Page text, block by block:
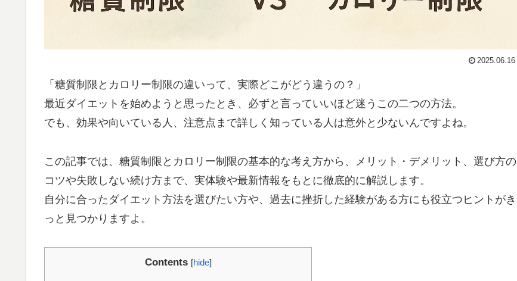
2025.06.16
「糖質制限とカロリー制限の違いって、実際どこがどう違うの？」
最近ダイエットを始めようと思ったとき、必ずと言っていいほど迷うこの二つの方法。
でも、効果や向いている人、注意点まで詳しく知っている人は意外と少ないんですよね。
この記事では、糖質制限とカロリー制限の基本的な考え方から、メリット・デメリット、選び方の
コツや失敗しない続け方まで、実体験や最新情報をもとに徹底的に解説します。
自分に合ったダイエット方法を選びたい方や、過去に挫折した経験がある方にも役立つヒントがき
っと見つかりますよ。
Contents [hide]